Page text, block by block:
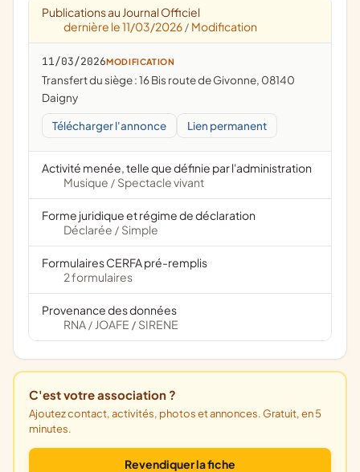
Publications au Journal Officiel
dernière le 11/03/2026 / Modification
11/03/2026MODIFICATION
Transfert du siège : 16 Bis route de Givonne, 08140
Daigny
Télécharger l'annonce Lien permanent
Activité menée, telle que définie par l'administration
Musique / Spectacle vivant
Forme juridique et régime de déclaration
Déclarée / Simple
Formulaires CERFA pré-remplis
2 formulaires
Provenance des données
RNA / JOAFE / SIRENE
C'est votre association ?
Ajoutez contact, activités, photos et annonces. Gratuit, en 5
minutes.
Revendiquer la fiche